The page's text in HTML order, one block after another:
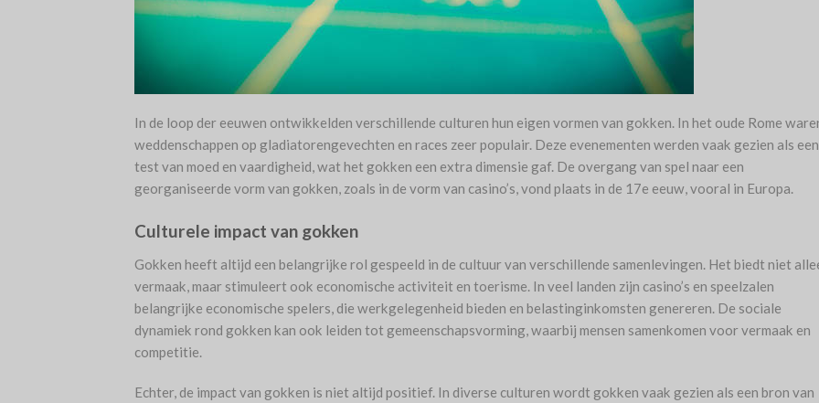
In de loop der eeuwen ontwikkelden verschillende culturen hun eigen vormen van gokken. In het oude Rome
weddenschappen op gladiatorengevechten en races zeer populair. Deze evenementen werden vaak gezien als een
test van moed en vaardigheid, wat het gokken een extra dimensie gaf. De overgang van spel naar een
georganiseerde vorm van gokken, zoals in de vorm van casino’s, vond plaats in de 17e eeuw, vooral in Europa.
Culturele impact van gokken
Gokken heeft altijd een belangrijke rol gespeeld in de cultuur van verschillende samenlevingen. Het biedt niet
vermaak, maar stimuleert ook economische activiteit en toerisme. In veel landen zijn casino’s en speelzalen
belangrijke economische spelers, die werkgelegenheid bieden en belastinginkomsten genereren. De sociale
dynamiek rond gokken kan ook leiden tot gemeenschapsvorming, waarbij mensen samenkomen voor vermaak en
competitie.
Echter, de impact van gokken is niet altijd positief. In diverse culturen wordt gokken vaak gezien als een bron van